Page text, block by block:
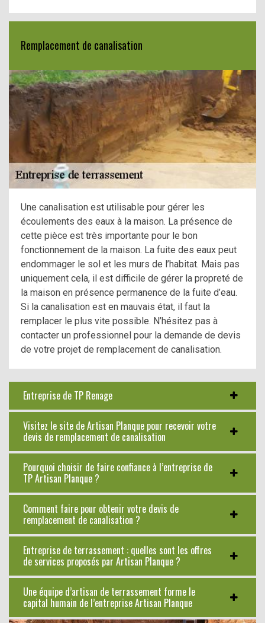
Remplacement de canalisation
Une canalisation est utilisable pour gérer les
écoulements des eaux à la maison. La présence de
cette pièce est très importante pour le bon
fonctionnement de la maison. La fuite des eaux peut
endommager le sol et les murs de l’habitat. Mais pas
uniquement cela, il est difficile de gérer la propreté de
la maison en présence permanence de la fuite d’eau.
Si la canalisation est en mauvais état, il faut la
remplacer le plus vite possible. N’hésitez pas à
contacter un professionnel pour la demande de devis
de votre projet de remplacement de canalisation.
Entreprise de TP Renage
Visitez le site de Artisan Planque pour recevoir votre
devis de remplacement de canalisation
Pourquoi choisir de faire confiance à l’entreprise de
TP Artisan Planque ?
Comment faire pour obtenir votre devis de
remplacement de canalisation ?
Entreprise de terrassement : quelles sont les offres
de services proposés par Artisan Planque ?
Une équipe d’artisan de terrassement forme le
capital humain de l’entreprise Artisan Planque